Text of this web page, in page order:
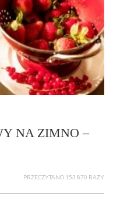
NA ZIMNO –
PRZECZYTANO 153 870 RAZY